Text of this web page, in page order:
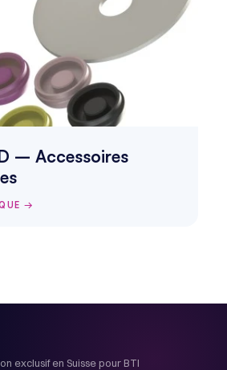
– Accessoires
→
exclusif en Suisse pour BTI